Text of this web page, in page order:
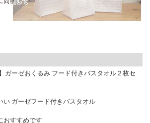
ガーゼおくるみ フード付きバスタオル２枚セ
い ガーゼフード付きバスタオル
おすすめです